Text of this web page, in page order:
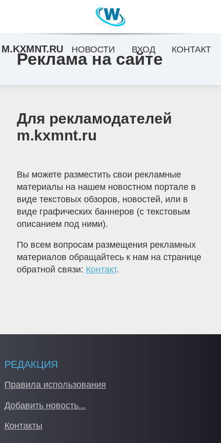
Реклама на сайте
Для рекламодателей
m.kxmnt.ru
Вы можете разместить свои рекламные
материалы на нашем новостном портале в
виде текстовых обзоров, новостей, или в
виде графических баннеров (с текстовым
описанием под ними).
По всем вопросам размещения рекламных
материалов обращайтесь к нам на странице
обратной связи: Контакт.
M.KXMNT.RU НОВОСТИ ВХОД КОНТАКТ
РЕДАКЦИЯ
Правила использования
Добавить новость...
Контакты